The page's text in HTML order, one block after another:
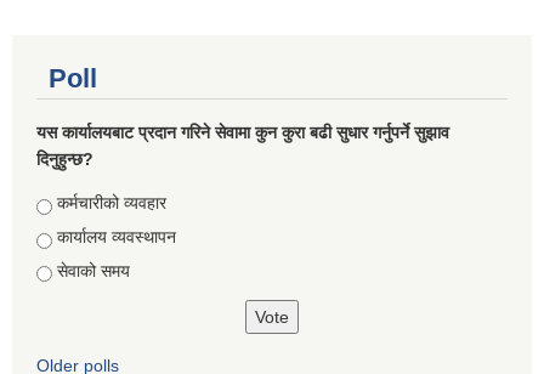
Poll
यस कार्यालयबाट प्रदान गरिने सेवामा कुन कुरा बढी सुधार गर्नुपर्ने सुझाव
दिनुहुन्छ?
Choices
कर्मचारीको व्यवहार
कार्यालय व्यवस्थापन
सेवाको समय
Older polls